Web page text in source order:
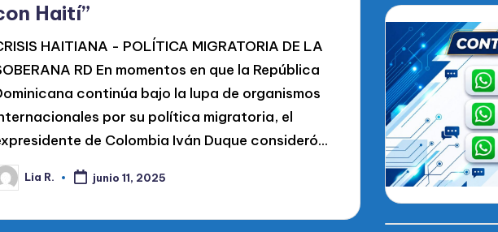
Haití”
HAITIANA - POLÍTICA MIGRATORIA DE LA
RD En momentos en que la República
continúa bajo la lupa de organismos
por su política migratoria, el
de Colombia Iván Duque consideró…
Lia R. junio 11, 2025